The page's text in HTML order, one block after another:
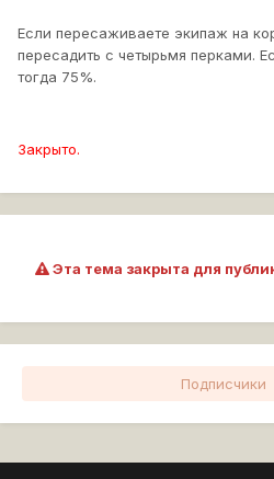
Если пересаживаете экипаж на
пересадить с четырьмя перками.
тогда 75%.
Закрыто.
Эта тема закрыта для
Подписчики